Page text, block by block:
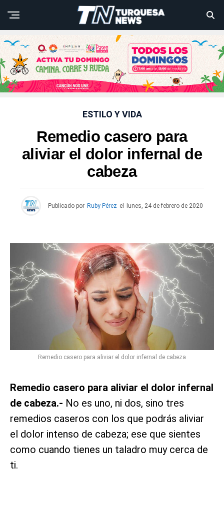
ESTILO Y VIDA
Remedio casero para
aliviar el dolor infernal de
cabeza
Publicado por Ruby Pérez el lunes, 24 de febrero de 2020
Remedio casero para aliviar el dolor infernal de cabeza
Remedio casero para aliviar el dolor infernal
de cabeza.- No es uno, ni dos, sino tres
remedios caseros con los que podrás aliviar
el dolor intenso de cabeza; ese que sientes
como cuando tienes un taladro muy cerca de
ti.